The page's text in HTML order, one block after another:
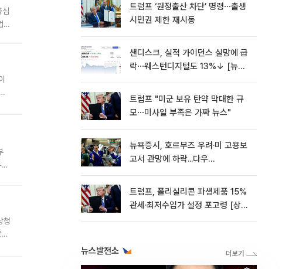
심
청
트럼프 ‘원정출산 차단’ 명령⋯출생
시민권 제한 재시동
샌디스크, 실적 가이던스 실망에 급
락⋯웨스턴디지털도 13%↓ [뉴욕
트럼프 "미군 보유 탄약 막대한 규
모⋯미사일 부족은 가짜 뉴스"
뉴욕증시, 호르무즈 우려·미 고용보
고서 관망에 하락...다우
트럼프, 폴리실리콘 파생제품 15%
관세·최저수입가 설정 포고령 [상
뉴스발전소